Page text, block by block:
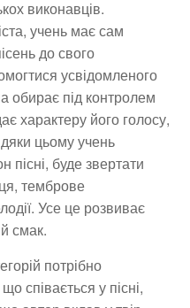
виконавців.
учень має сам
до свого
усвідомленого
обирає під контролем
характеру його голосу,
цьому учень
пісні, буде звертати
темброве
Усе це розвиває
смак.
потрібно
співається у пісні,